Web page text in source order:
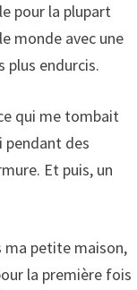
pour la plupart
monde avec une
plus endurcis.
qui me tombait
pendant des
Et puis, un
ma petite maison,
la première fois